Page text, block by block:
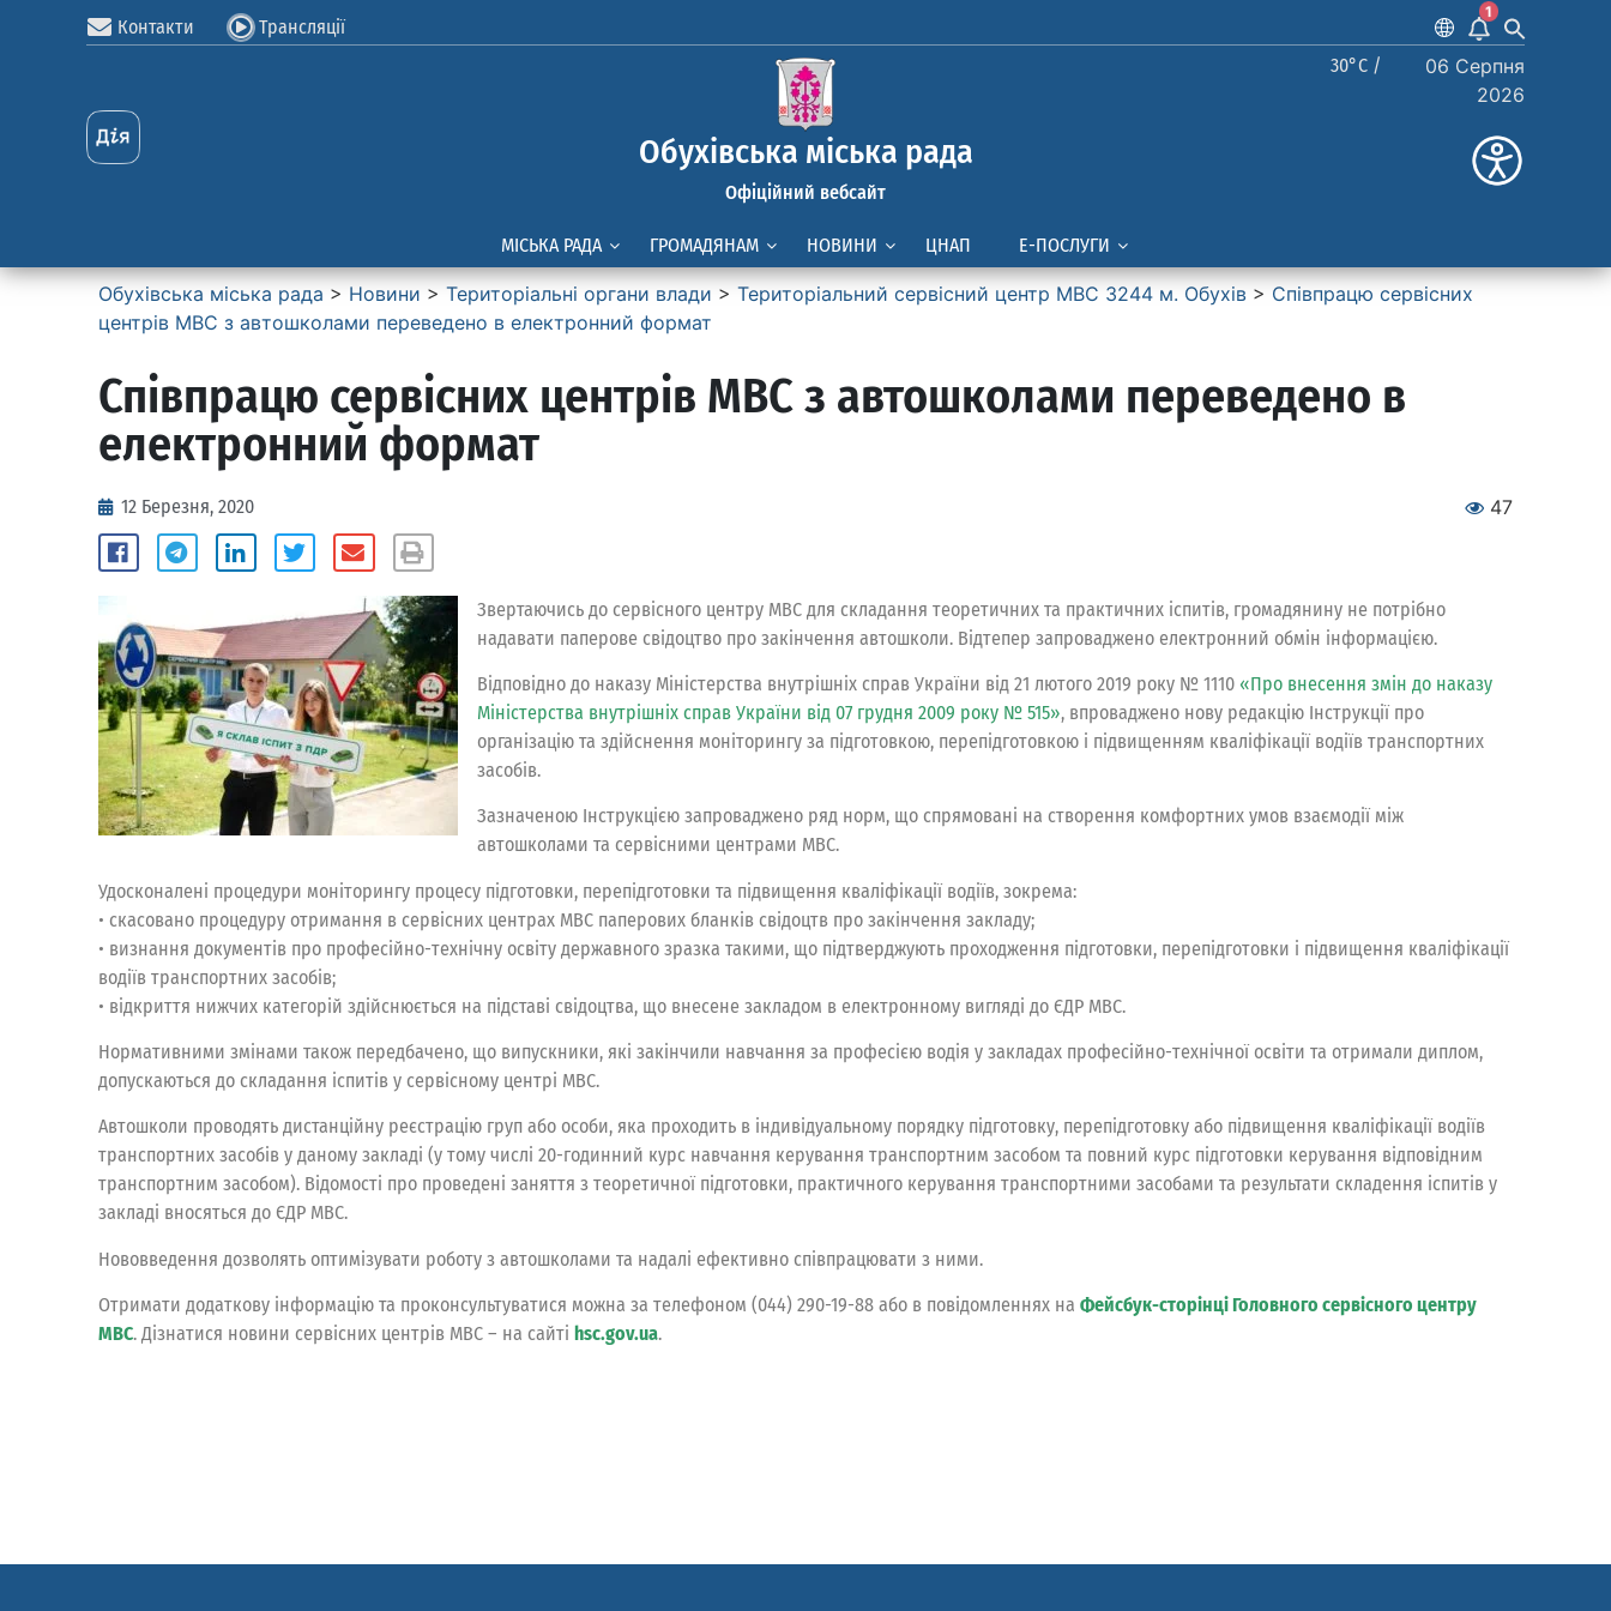
Контакти Трансляції 1
Обухівська міська рада
Офіційний вебсайт
30°C /
06 Серпня
2026
МІСЬКА РАДА ГРОМАДЯНАМ НОВИНИ ЦНАП Е-ПОСЛУГИ
Обухівська міська рада > Новини > Територіальні органи влади > Територіальний сервісний центр МВС 3244 м. Обухів > Співпрацю сервісних
центрів МВС з автошколами переведено в електронний формат
Співпрацю сервісних центрів МВС з автошколами переведено в
електронний формат
12 Березня, 2020 47
Звертаючись до сервісного центру МВС для складання теоретичних та практичних іспитів, громадянину не потрібно
надавати паперове свідоцтво про закінчення автошколи. Відтепер запроваджено електронний обмін інформацією.
Відповідно до наказу Міністерства внутрішніх справ України від 21 лютого 2019 року № 1110 «Про внесення змін до наказу
Міністерства внутрішніх справ України від 07 грудня 2009 року № 515», впроваджено нову редакцію Інструкції про
організацію та здійснення моніторингу за підготовкою, перепідготовкою і підвищенням кваліфікації водіїв транспортних
засобів.
Зазначеною Інструкцією запроваджено ряд норм, що спрямовані на створення комфортних умов взаємодії між
автошколами та сервісними центрами МВС.
Удосконалені процедури моніторингу процесу підготовки, перепідготовки та підвищення кваліфікації водіїв, зокрема:
• скасовано процедуру отримання в сервісних центрах МВС паперових бланків свідоцтв про закінчення закладу;
• визнання документів про професійно-технічну освіту державного зразка такими, що підтверджують проходження підготовки, перепідготовки і підвищення кваліфікації
водіїв транспортних засобів;
• відкриття нижчих категорій здійснюється на підставі свідоцтва, що внесене закладом в електронному вигляді до ЄДР МВС.
Нормативними змінами також передбачено, що випускники, які закінчили навчання за професією водія у закладах професійно-технічної освіти та отримали диплом,
допускаються до складання іспитів у сервісному центрі МВС.
Автошколи проводять дистанційну реєстрацію груп або особи, яка проходить в індивідуальному порядку підготовку, перепідготовку або підвищення кваліфікації водіїв
транспортних засобів у даному закладі (у тому числі 20-годинний курс навчання керування транспортним засобом та повний курс підготовки керування відповідним
транспортним засобом). Відомості про проведені заняття з теоретичної підготовки, практичного керування транспортними засобами та результати складення іспитів у
закладі вносяться до ЄДР МВС.
Нововведення дозволять оптимізувати роботу з автошколами та надалі ефективно співпрацювати з ними.
Отримати додаткову інформацію та проконсультуватися можна за телефоном (044) 290-19-88 або в повідомленнях на Фейсбук-сторінці Головного сервісного центру
МВС. Дізнатися новини сервісних центрів MBC – на сайті hsc.gov.ua.